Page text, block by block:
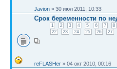
Javion » 30 июл 2011, 10:33
Срок беременности по
1 2 3 4 5 6 7 8
22
23 24 25 26 27
reFLASHer » 04 окт 2010, 00:16